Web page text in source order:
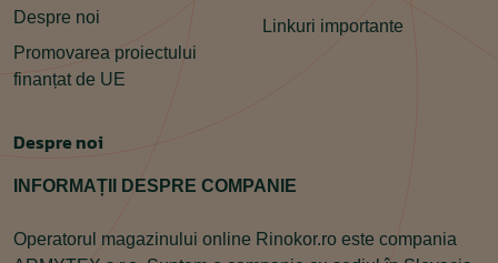
Despre noi
Promovarea proiectului
finanțat de UE
Linkuri importante
Despre noi
INFORMAȚII DESPRE COMPANIE
Operatorul magazinului online Rinokor.ro este compania